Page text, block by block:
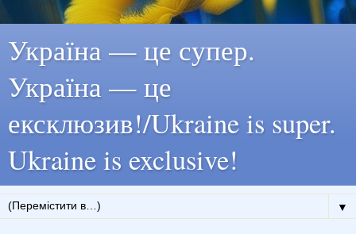
Україна — це супер.
Україна — це
ексклюзив!/Ukraine is super.
Ukraine is exclusive!
▼